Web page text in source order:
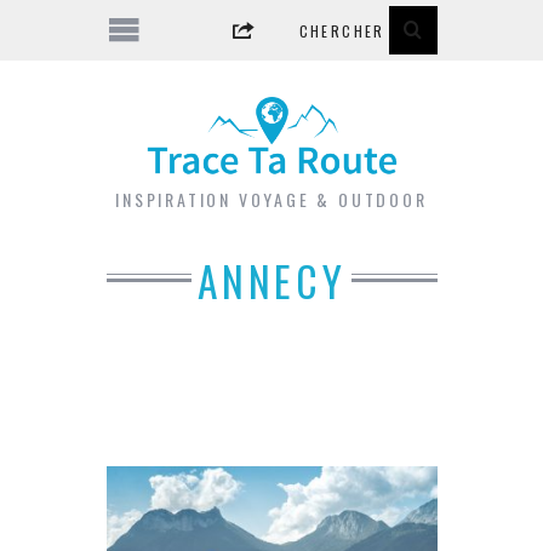
INSPIRATION VOYAGE & OUTDOOR
ANNECY